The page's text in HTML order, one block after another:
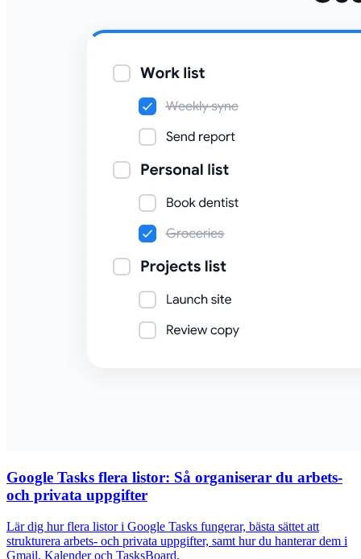
Google Tasks flera listor: Så organiserar du arbets-
och privata uppgifter
Lär dig hur flera listor i Google Tasks fungerar, bästa sättet att
strukturera arbets- och privata uppgifter, samt hur du hanterar dem i
Gmail, Kalender och TasksBoard.